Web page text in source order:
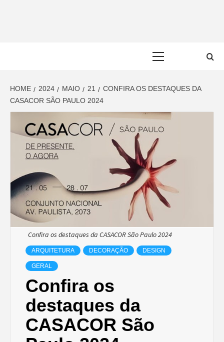
HOME 2024 MAIO 21
CONFIRA OS DESTAQUES DA
CASACOR SÃO PAULO 2024
Confira os destaques da CASACOR São Paulo 2024
ARQUITETURA DECORAÇÃO DESIGN
GERAL
Confira os
destaques da
CASACOR São